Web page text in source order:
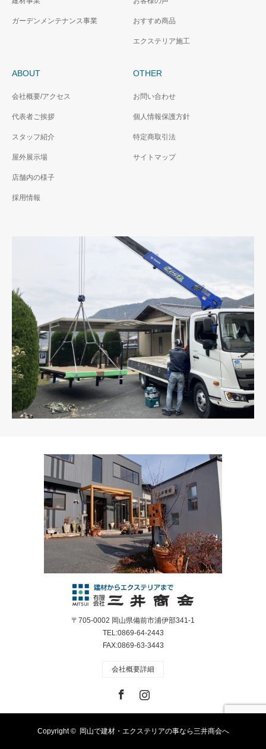
ガーデンメンテナンス事業 おすすめ商品
エクステリア施工
ABOUT
会社概要/アクセス
代表者ご挨拶
スタッフ紹介
屋外展示場
店舗内の様子
採用情報
OTHER
お問い合わせ
個人情報保護方針
特定商取引法
サイトマップ
〒705-0002 岡山県備前市浦伊部341-1
TEL:0869-64-2443
FAX:0869-63-3443
会社概要詳細
Copyright © 岡山で建材・エクステリアの事なら三井商会へ